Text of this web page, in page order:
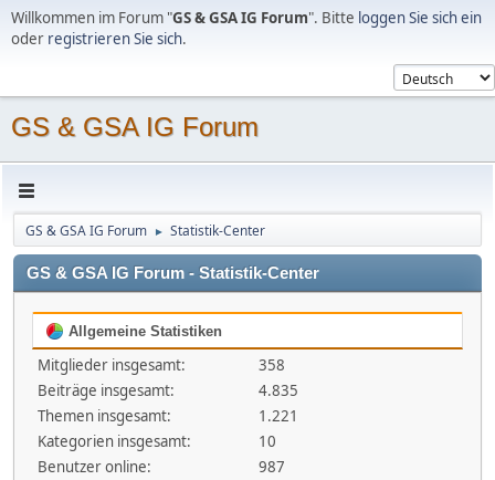
Willkommen im Forum "GS & GSA IG Forum". Bitte loggen Sie sich ein
oder registrieren Sie sich.
GS & GSA IG Forum
GS & GSA IG Forum ► Statistik-Center
GS & GSA IG Forum - Statistik-Center
Allgemeine Statistiken
Mitglieder insgesamt:
358
Beiträge insgesamt:
4.835
Themen insgesamt:
1.221
Kategorien insgesamt:
10
Benutzer online:
987